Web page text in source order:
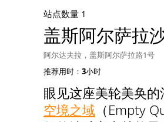
站点数量 1
盖斯阿尔萨拉
阿尔达夫拉，盖斯阿尔萨拉路1号
推荐用时：3小时
眼见这座美轮美奂
空境之域（Empty